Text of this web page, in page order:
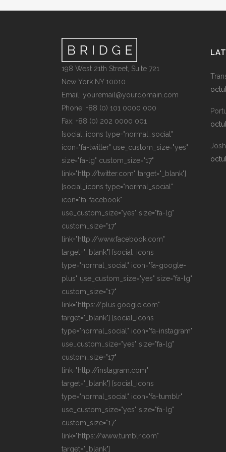
198 West 21th Street, Suite 721
New York NY 10010
Email: youremail@yourdomain.com
Phone: +88 (0) 101 0000 000
Fax: +88 (0) 202 0000 001
[social_icons type="normal_social"
icon="fa-twitter" use_custom_size="yes"
size="fa-lg" custom_size="17"
link="http://twitter.com" target="_blank"]
[social_icons type="normal_social"
icon="fa-facebook"
use_custom_size="yes" size="fa-lg"
custom_size="17"
link="http://www.facebook.com"
target="_blank"] [social_icons
type="normal_social" icon="fa-google-
plus" use_custom_size="yes" size="fa-lg"
custom_size="17"
link="https://plus.google.com"
target="_blank"] [social_icons
type="normal_social" icon="fa-instagram"
use_custom_size="yes" size="fa-lg"
custom_size="17"
link="http://instagram.com"
target="_blank"] [social_icons
type="normal_social" icon="fa-tumblr"
use_custom_size="yes" size="fa-lg"
custom_size="17"
link="https://www.tumblr.com"
target="_blank"]